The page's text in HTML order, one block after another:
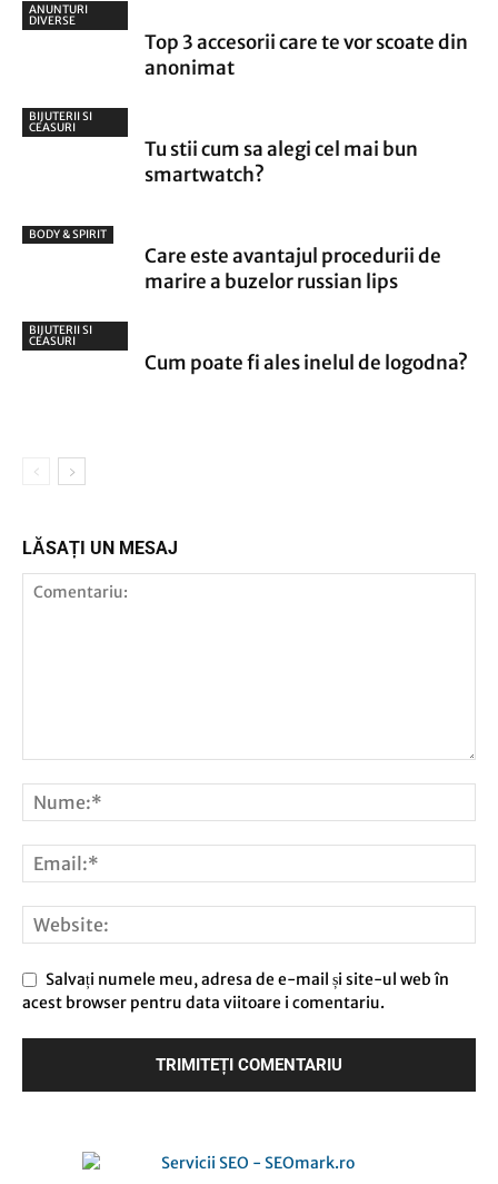
ANUNTURI
DIVERSE
Top 3 accesorii care te vor scoate din
anonimat
BIJUTERII SI
CEASURI
Tu stii cum sa alegi cel mai bun
smartwatch?
BODY & SPIRIT
Care este avantajul procedurii de
marire a buzelor russian lips
BIJUTERII SI
CEASURI
Cum poate fi ales inelul de logodna?
LĂSAȚI UN MESAJ
Salvați numele meu, adresa de e-mail și site-ul web în
acest browser pentru data viitoare i comentariu.